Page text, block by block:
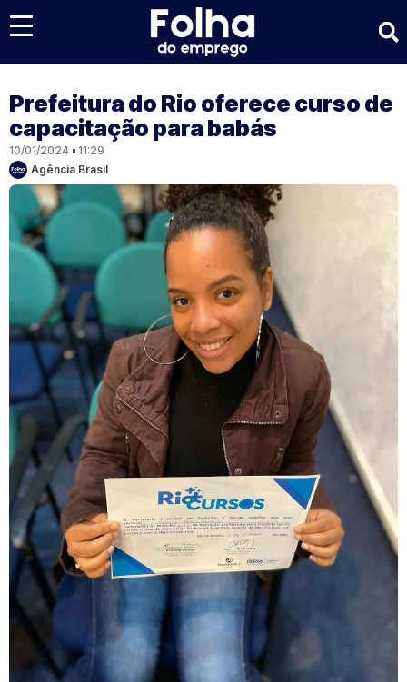
Prefeitura do Rio oferece curso de
capacitação para babás
10/01/2024
11:29
Agência Brasil